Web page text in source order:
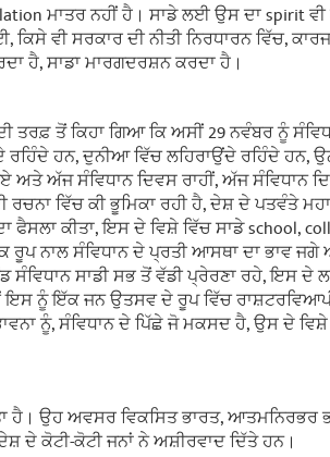
ਮਾਤਰ ਨਹੀਂ ਹੈ। ਸਾਡੇ ਲਈ ਉਸ ਦਾ spirit
ਵੀ ਸਰਕਾਰ ਦੀ ਨੀਤੀ ਨਿਰਧਾਰਨ ਵਿੱਚ,
ਹੈ, ਸਾਡਾ ਮਾਰਗਦਰਸ਼ਨ ਕਰਦਾ ਹੈ।
ਤਰਫ਼ ਤੋਂ ਕਿਹਾ ਗਿਆ ਕਿ ਅਸੀਂ 29 ਨਵੰਬਰ ਨੂੰ
ਹਨ, ਦੁਨੀਆ ਵਿੱਚ ਲਹਿਰਾਉਂਦੇ ਰਹਿੰਦੇ ਹਨ,
ਅਤੇ ਅੱਜ ਸੰਵਿਧਾਨ ਦਿਵਸ ਰਾਹੀਂ, ਅੱਜ ਸੰਵਿਧਾਨ
ਰਚਨਾ ਵਿੱਚ ਕੀ ਭੂਮਿਕਾ ਰਹੀ ਹੈ, ਦੇਸ਼ ਦੇ ਪਤਵੰਤੇ
ਫੈਸਲਾ ਕੀਤਾ, ਇਸ ਦੇ ਵਿਸ਼ੇ ਵਿੱਚ ਸਾਡੇ school,
ਨਾਲ ਸੰਵਿਧਾਨ ਦੇ ਪ੍ਰਤੀ ਆਸਥਾ ਦਾ ਭਾਵ ਜਗੇ
ਸਾਡੀ ਸਭ ਤੋਂ ਵੱਡੀ ਪ੍ਰੇਰਣਾ ਰਹੇ, ਇਸ
ਇਸ ਨੂੰ ਇੱਕ ਜਨ ਉਤਸਵ ਦੇ ਰੂਪ ਵਿੱਚ
ਨੂੰ, ਸੰਵਿਧਾਨ ਦੇ ਪਿੱਛੇ ਜੋ ਮਕਸਦ ਹੈ, ਉਸ ਦੇ
ਹੈ। ਉਹ ਅਵਸਰ ਵਿਕਸਿਤ ਭਾਰਤ, ਆਤਮਨਿਰਭਰ
ਕੋਟੀ-ਕੋਟੀ ਜਨਾਂ ਨੇ ਅਸ਼ੀਰਵਾਦ ਦਿੱਤੇ ਹਨ।